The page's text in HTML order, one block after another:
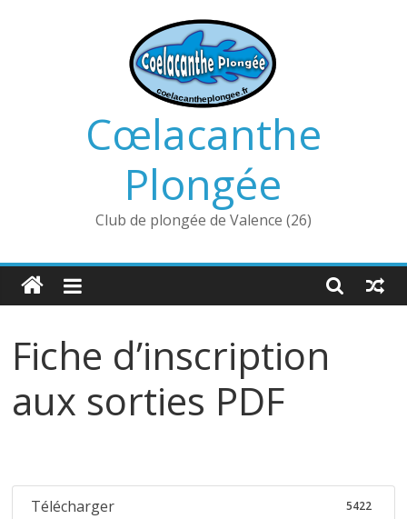
Cœlacanthe
Plongée
Club de plongée de Valence (26)
Fiche d’inscription
aux sorties PDF
Télécharger 5422